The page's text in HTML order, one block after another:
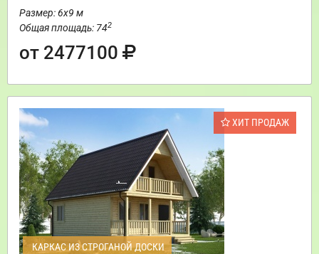
Размер: 6х9 м
Общая площадь: 742
от 2477100
ХИТ ПРОДАЖ
КАРКАС ИЗ СТРОГАНОЙ ДОСКИ